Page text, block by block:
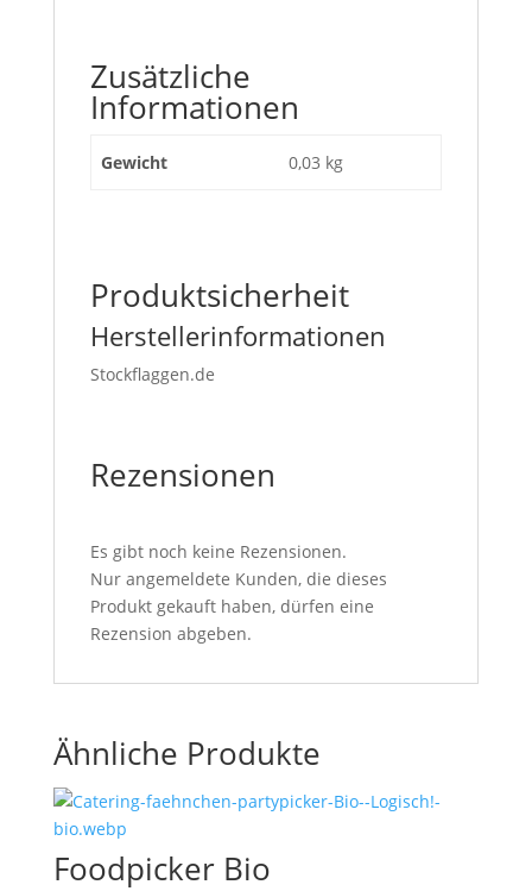
Zusätzliche
Informationen
Gewicht 0,03 kg
Produktsicherheit
Herstellerinformationen
Stockflaggen.de
Rezensionen
Es gibt noch keine Rezensionen.
Nur angemeldete Kunden, die dieses
Produkt gekauft haben, dürfen eine
Rezension abgeben.
Ähnliche Produkte
Foodpicker Bio